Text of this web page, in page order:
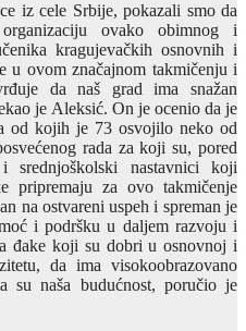
iz cele Srbije, pokazali smo da
ovako obimnog i
kragujevačkih osnovnih i
u ovom značajnom takmičenju i
da naš grad ima snažan
je Aleksić. On je ocenio da je
od kojih je 73 osvojilo neko od
rada za koji su, pored
srednjoškolski nastavnici koji
pripremaju za ovo takmičenje
na ostvareni uspeh i spreman je
i podršku u daljem razvoju i
đake koji su dobri u osnovnoj i
da ima visokoobrazovano
su naša budućnost, poručio je